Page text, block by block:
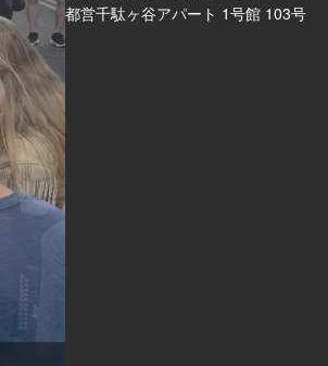
都営千駄ヶ谷アパート 1号館 103号